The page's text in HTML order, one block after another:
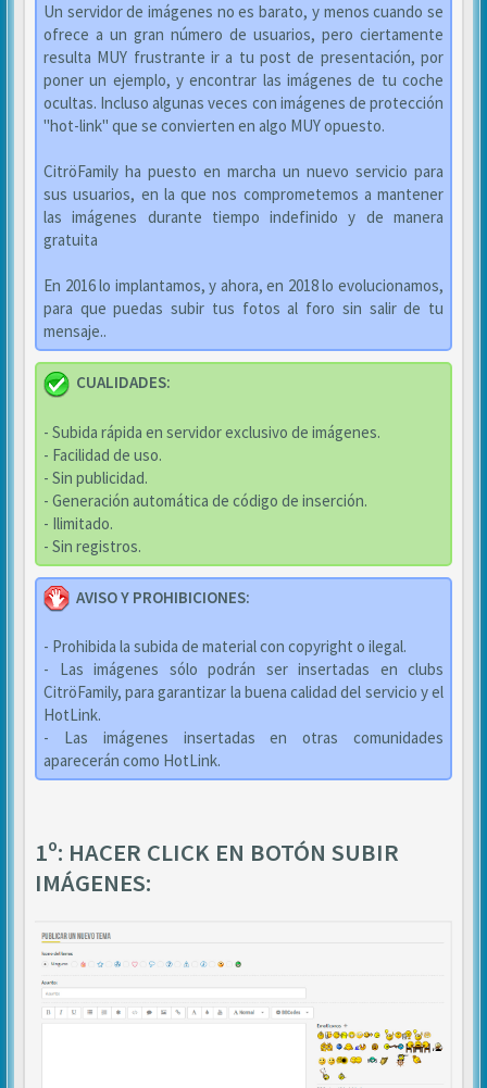
Un servidor de imágenes no es barato, y menos cuando se
ofrece a un gran número de usuarios, pero ciertamente
resulta MUY frustrante ir a tu post de presentación, por
poner un ejemplo, y encontrar las imágenes de tu coche
ocultas. Incluso algunas veces con imágenes de protección
"hot-link" que se convierten en algo MUY opuesto.
CitröFamily ha puesto en marcha un nuevo servicio para
sus usuarios, en la que nos comprometemos a mantener
las imágenes durante tiempo indefinido y de manera
gratuita
En 2016 lo implantamos, y ahora, en 2018 lo evolucionamos,
para que puedas subir tus fotos al foro sin salir de tu
mensaje..
CUALIDADES:
- Subida rápida en servidor exclusivo de imágenes.
- Facilidad de uso.
- Sin publicidad.
- Generación automática de código de inserción.
- Ilimitado.
- Sin registros.
AVISO Y PROHIBICIONES:
- Prohibida la subida de material con copyright o ilegal.
- Las imágenes sólo podrán ser insertadas en clubs
CitröFamily, para garantizar la buena calidad del servicio y el
HotLink.
- Las imágenes insertadas en otras comunidades
aparecerán como HotLink.
1º: HACER CLICK EN BOTÓN SUBIR
IMÁGENES: